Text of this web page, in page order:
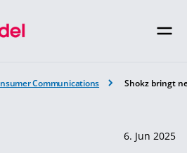
Communications Shokz bringt
6. Jun 2025